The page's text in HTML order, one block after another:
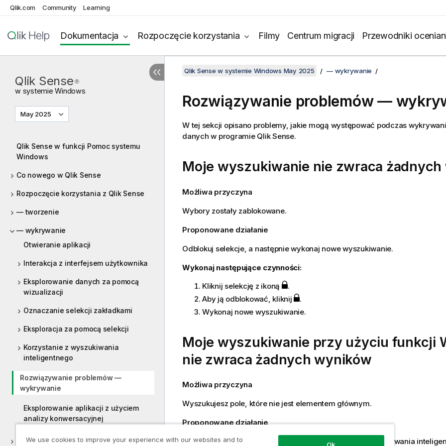
Qlik.com Community Learning
Dokumentacja Rozpoczęcie korzystania Filmy Centrum migracji Przewodniki
Qlik Sense ®
w systemieWindows
May 2025
Qlik Sense w funkcji Pomoc systemu
Windows
Co nowego w Qlik Sense
Rozpoczęcie korzystania z Qlik Sense
— tworzenie
— wykrywanie
Otwieranie aplikacji
Interakcja z interfejsem użytkownika
Eksplorowanie danych za pomocą
wizualizacji
Oznaczanie selekcji zakładkami
Eksploracja za pomocą selekcji
Korzystanie z wyszukiwania
inteligentnego
Rozwiązywanie problemów —
wykrywanie
Eksplorowanie aplikacji z użyciem
analizy konwersacyjnej
Współpraca
Qlik Sense w systemie Windows May 2025 — wykrywanie
Rozwiązywanie problemów —
W tej sekcji opisano problemy, jakie mogą występować podczas
danych w programie Qlik Sense.
Moje wyszukiwanie nie zwraca
Możliwa przyczyna
Wybory zostały zablokowane.
Proponowane działanie
Odblokuj selekcje, a następnie wykonaj nowe wyszukiwanie.
Wykonaj następujące czynności:
Kliknij selekcję z ikoną
.
Aby ją odblokować, kliknij
.
Wykonaj nowe wyszukiwanie.
Moje wyszukiwanie przy użyciu funkcji
nie zwraca żadnych wyników
Możliwa przyczyna
Wyszukujesz pole, które nie jest elementem głównym.
Proponowane działanie
Wyszukaj element główny. Dodatkowo możesz użyć wyszukiwania
We use cookies to improve your experience with our websites and to